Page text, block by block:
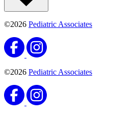
©2026 Pediatric Associates
©2026 Pediatric Associates